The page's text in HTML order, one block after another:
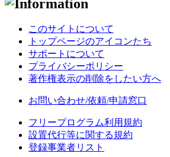
このサイトについて
トップページのアイコンたち
サポートについて
プライバシーポリシー
著作権表示の削除をしたい方へ
お問い合わせ/依頼/申請窓口
フリープログラム利用規約
設置代行等に関する規約
登録事業者リスト